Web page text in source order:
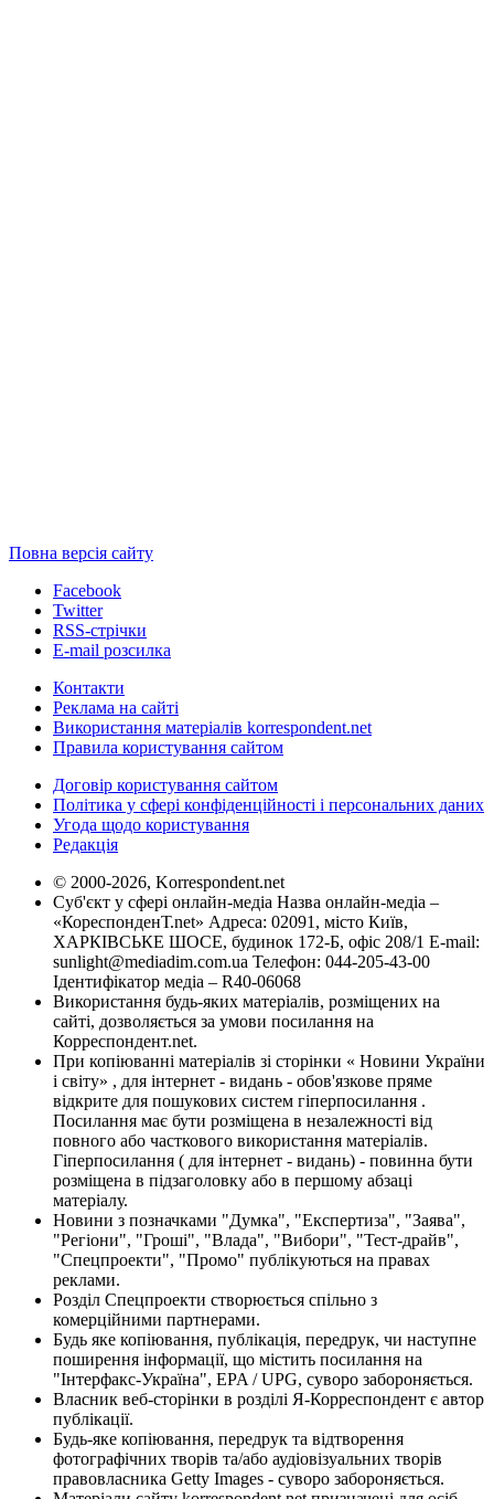
Повна версія сайту
Facebook
Twitter
RSS-стрічки
E-mail розсилка
Контакти
Реклама на сайті
Використання матеріалів korrespondent.net
Правила користування сайтом
Договір користування сайтом
Політика у сфері конфіденційності і персональних даних
Угода щодо користування
Редакція
© 2000-2026, Korrespondent.net
Суб'єкт у сфері онлайн-медіа Назва онлайн-медіа –
«КореспонденТ.net» Адреса: 02091, місто Київ,
ХАРКІВСЬКЕ ШОСЕ, будинок 172-Б, офіс 208/1 E-mail:
sunlight@mediadim.com.ua Телефон: 044-205-43-00
Ідентифікатор медіа – R40-06068
Використання будь-яких матеріалів, розміщених на
сайті, дозволяється за умови посилання на
Корреспондент.net.
При копіюванні матеріалів зі сторінки « Новини України
і світу» , для інтернет - видань - обов'язкове пряме
відкрите для пошукових систем гіперпосилання .
Посилання має бути розміщена в незалежності від
повного або часткового використання матеріалів.
Гіперпосилання ( для інтернет - видань) - повинна бути
розміщена в підзаголовку або в першому абзаці
матеріалу.
Новини з позначками "Думка", "Експертиза", "Заява",
"Регіони", "Гроші", "Влада", "Вибори", "Тест-драйв",
"Спецпроекти", "Промо" публікуються на правах
реклами.
Розділ Спецпроекти створюється спільно з
комерційними партнерами.
Будь яке копіювання, публікація, передрук, чи наступне
поширення інформації, що містить посилання на
"Інтерфакс-Україна", EPA / UPG, суворо забороняється.
Власник веб-сторінки в розділі Я-Корреспондент є автор
публікації.
Будь-яке копіювання, передрук та відтворення
фотографічних творів та/або аудіовізуальних творів
правовласника Getty Images - суворо забороняється.